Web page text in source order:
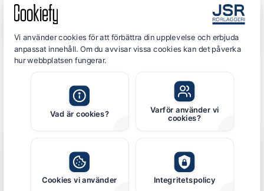
Vi bekräftar tid och förutsättningar innan
bokningen fastställs.
Osäker på om tjänsten passar din anläggning?
0304 - 453 29 så hjälper vi dig vidare.
Boka värmepumpservice
Fyll i formuläret så återkommer vi snarast för att
boka tid. Vi behandlar dina personuppgifter
Vi använder cookies för att förbättra din upplevelse och erbjuda
anpassat innehåll. Om du avvisar vissa cookies kan det påverka
hur webbplatsen fungerar.
Vad är cookies? Varför använder vi
cookies?
Cookies vi använder Integritetspolicy